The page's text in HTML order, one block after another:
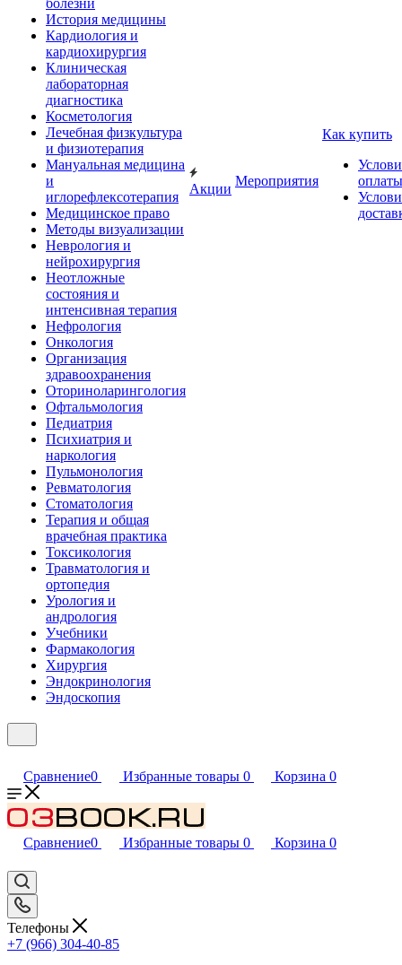
болезни
История медицины
Кардиология и
кардиохирургия
Клиническая
лабораторная
диагностика
Косметология
Лечебная физкультура
и физиотерапия
Мануальная медицина
и
иглорефлексотерапия
Медицинское право
Методы визуализации
Неврология и
нейрохирургия
Неотложные
состояния и
интенсивная терапия
Нефрология
Онкология
Организация
здравоохранения
Оториноларингология
Офтальмология
Педиатрия
Психиатрия и
наркология
Пульмонология
Ревматология
Стоматология
Терапия и общая
врачебная практика
Токсикология
Травматология и
ортопедия
Урология и
андрология
Учебники
Фармакология
Хирургия
Эндокринология
Эндоскопия
Акции
Мероприятия
Как купить
оплаты
Сравнение0 Избранные товары 0 Корзина 0
Сравнение0 Избранные товары 0 Корзина 0
Телефоны
+7 (966) 304-40-85